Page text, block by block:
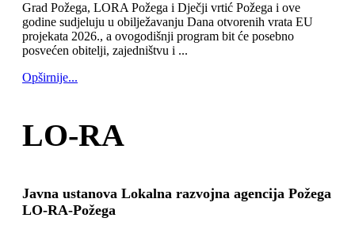
Grad Požega, LORA Požega i Dječji vrtić Požega i ove
godine sudjeluju u obilježavanju Dana otvorenih vrata EU
projekata 2026., a ovogodišnji program bit će posebno
posvećen obitelji, zajedništvu i ...
Opširnije...
LO-RA
Javna ustanova Lokalna razvojna agencija Požega
LO-RA-Požega